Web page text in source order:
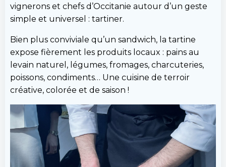
vignerons et chefs d’Occitanie autour d’un geste
simple et universel : tartiner.
Bien plus conviviale qu’un sandwich, la tartine
expose fièrement les produits locaux : pains au
levain naturel, légumes, fromages, charcuteries,
poissons, condiments… Une cuisine de terroir
créative, colorée et de saison !